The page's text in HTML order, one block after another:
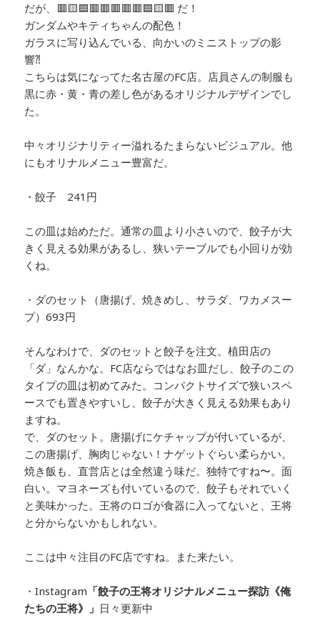
だが、🟥🟨🟦🟥🟥🟥🟥🟥🟦🟨🟥 だ！
ガンダムやキティちゃんの配色！
ガラスに写り込んでいる、向かいのミニストップの影
響⁈
こちらは気になってた名古屋のFC店。店員さんの制服も
黒に赤・黄・青の差し色があるオリジナルデザインでし
た。
中々オリジナリティー溢れるたまらないビジュアル。他
にもオリナルメニュー豊富だ。
・餃子 241円
この皿は始めただ。通常の皿より小さいので、餃子が大
きく見える効果があるし、狭いテーブルでも小回りが効
くね。
・ダのセット（唐揚げ、焼きめし、サラダ、ワカメスー
プ）693円
そんなわけで、ダのセットと餃子を注文。植田店の
「ダ」なんかな。FC店ならではなお皿だし、餃子のこの
タイプの皿は初めてみた。コンパクトサイズで狭いスペ
ースでも置きやすいし、餃子が大きく見える効果もあり
ますね。
で、ダのセット。唐揚げにケチャップが付いているが、
この唐揚げ、胸肉じゃない！ナゲットぐらい柔らかい。
焼き飯も、直営店とは全然違う味だ。独特ですね〜。面
白い。マヨネーズも付いているので、餃子もそれでいく
と美味かった。王将のロゴが食器に入ってないと、王将
と分からないかもしれない。
ここは中々注目のFC店ですね。また来たい。
・Instagram 「餃子の王将オリジナルメニュー探訪 《俺
たちの王将》」 日々更新中